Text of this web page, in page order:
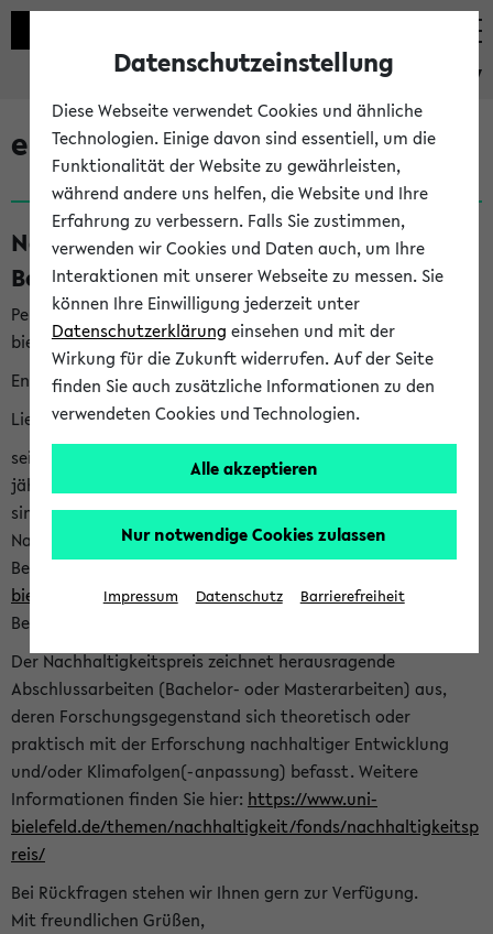
eKVV
eKVV News
Nachhaltigkeitspreis 2026:
Bewerbungsphase gestartet (06.08.26)
Per E-Mail eingestellt von nachhaltigkeitsbuero@uni-
bielefeld.de an den Verteiler 'Alle Studierenden':
English version below
Liebe Studierende,
seit 2023 verleiht das Rektorat der Universität Bielefeld
jährlich den Nachhaltigkeitspreis für Abschlussarbeiten. Sie
sind herzlich eingeladen sich mit Ihrer Abschlussarbeit beim
Nachhaltigkeitsbüro zu bewerben. Bitte nutzen Sie für Ihre
Bewerbung dieses Formular<https://formulare.uni-
bielefeld.de/frontend-server/form/provide/913/>. Die
Bewerbungsfrist endet am 30.09.2026.
Der Nachhaltigkeitspreis zeichnet herausragende
Abschlussarbeiten (Bachelor- oder Masterarbeiten) aus,
deren Forschungsgegenstand sich theoretisch oder
praktisch mit der Erforschung nachhaltiger Entwicklung
und/oder Klimafolgen(-anpassung) befasst. Weitere
Informationen finden Sie hier: https://www.uni-
bielefeld.de/themen/nachhaltigkeit/fonds/nachhaltigkeitsp
reis/
Bei Rückfragen stehen wir Ihnen gern zur Verfügung.
Mit freundlichen Grüßen,
Datenschutzeinstellung
Diese Webseite verwendet Cookies und ähnliche
Technologien. Einige davon sind essentiell, um die
Funktionalität der Website zu gewährleisten,
während andere uns helfen, die Website und Ihre
Erfahrung zu verbessern. Falls Sie zustimmen,
verwenden wir Cookies und Daten auch, um Ihre
Interaktionen mit unserer Webseite zu messen. Sie
können Ihre Einwilligung jederzeit unter
Datenschutzerklärung einsehen und mit der
Wirkung für die Zukunft widerrufen. Auf der Seite
finden Sie auch zusätzliche Informationen zu den
verwendeten Cookies und Technologien.
Alle akzeptieren
Nur notwendige Cookies zulassen
Impressum Datenschutz Barrierefreiheit